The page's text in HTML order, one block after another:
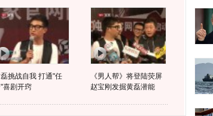
挑战自我 打通"任
喜剧开窍
《男人帮》将登陆荧屏
赵宝刚发掘黄磊潜能